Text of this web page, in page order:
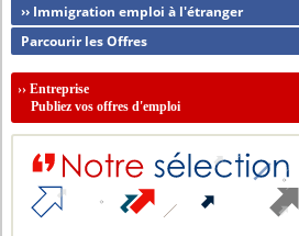
›› Immigration emploi à l'étranger
Parcourir les Offres
››Entreprise
Publiez vos offres d'emploi